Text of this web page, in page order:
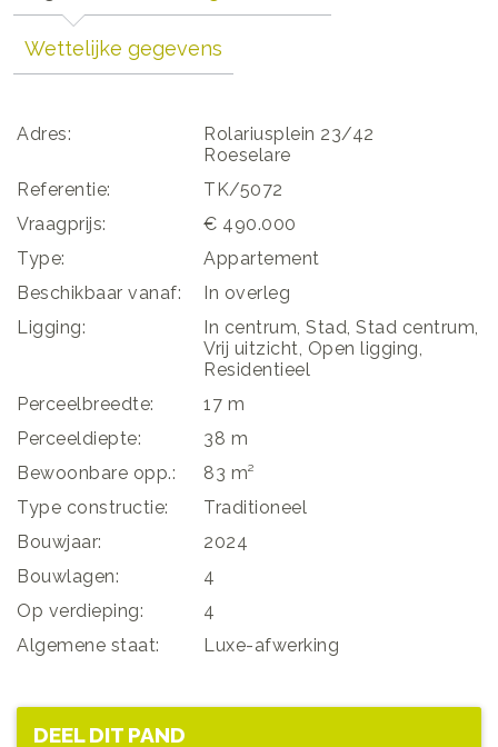
Wettelijke gegevens
Adres:
Rolariusplein 23/42
Roeselare
Referentie:
TK/5072
Vraagprijs:
€ 490.000
Type:
Appartement
Beschikbaar vanaf:
In overleg
Ligging:
In centrum, Stad, Stad centrum,
Vrij uitzicht, Open ligging,
Residentieel
Perceelbreedte:
17 m
Perceeldiepte:
38 m
Bewoonbare opp.:
83 m²
Type constructie:
Traditioneel
Bouwjaar:
2024
Bouwlagen:
4
Op verdieping:
4
Algemene staat:
Luxe-afwerking
DEEL DIT PAND